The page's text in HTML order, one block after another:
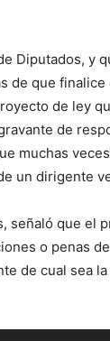
Diputados, y
de que
de ley
de
muchas
un dirigente
señaló que el
o penas
de cual sea